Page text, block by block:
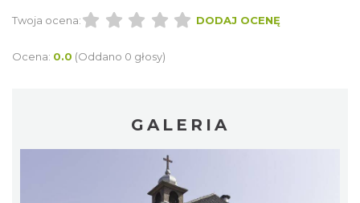
Twoja ocena: DODAJ OCENĘ
Ocena: 0.0 (Oddano 0 głosy)
GALERIA